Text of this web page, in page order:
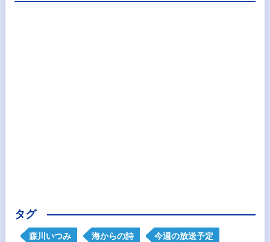
タグ
森川いつみ 海からの詩 今週の放送予定